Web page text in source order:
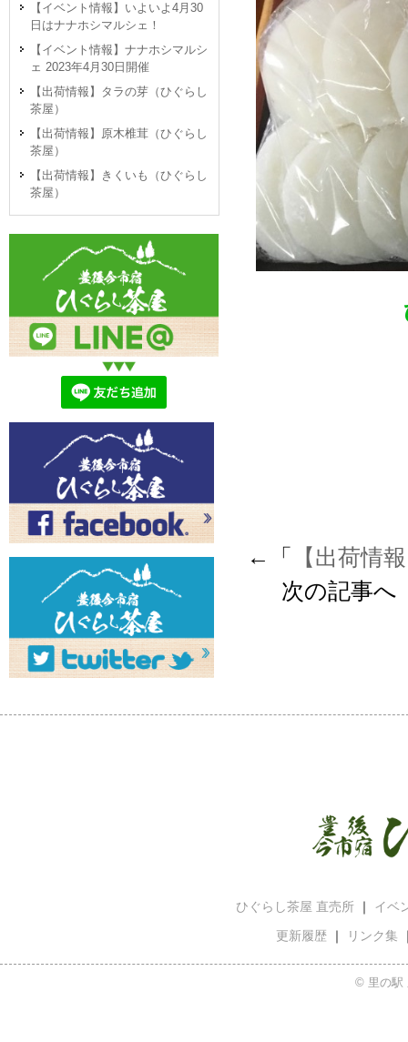
←「 【出荷情
次の記事へ
【イベント情報】いよいよ4月30
日はナナホシマルシェ！
【イベント情報】ナナホシマルシ
ェ 2023年4月30日開催
【出荷情報】タラの芽（ひぐらし
茶屋）
【出荷情報】原木椎茸（ひぐらし
茶屋）
【出荷情報】きくいも（ひぐらし
茶屋）
ひぐらし茶屋 直売所 ｜ イベ
更新履歴 ｜ リンク集
© 里の駅